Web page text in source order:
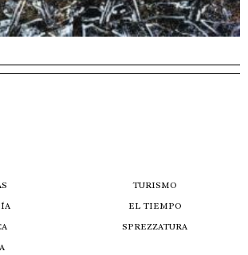
TURISMO
EL TIEMPO
SPREZZATURA